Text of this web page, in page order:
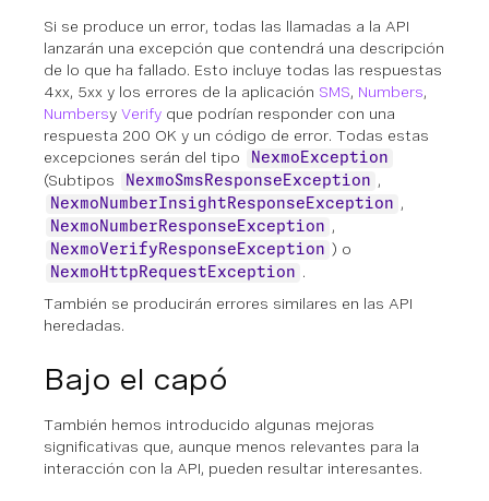
Si se produce un error, todas las llamadas a la API
lanzarán una excepción que contendrá una descripción
de lo que ha fallado. Esto incluye todas las respuestas
4xx, 5xx y los errores de la aplicación SMS, Numbers,
Numbersy Verify que podrían responder con una
respuesta 200 OK y un código de error. Todas estas
excepciones serán del tipo
NexmoException
(Subtipos NexmoSmsResponseException ,
NexmoNumberInsightResponseException ,
NexmoNumberResponseException ,
NexmoVerifyResponseException ) o
NexmoHttpRequestException .
También se producirán errores similares en las API
heredadas.
Bajo el capó
También hemos introducido algunas mejoras
significativas que, aunque menos relevantes para la
interacción con la API, pueden resultar interesantes.